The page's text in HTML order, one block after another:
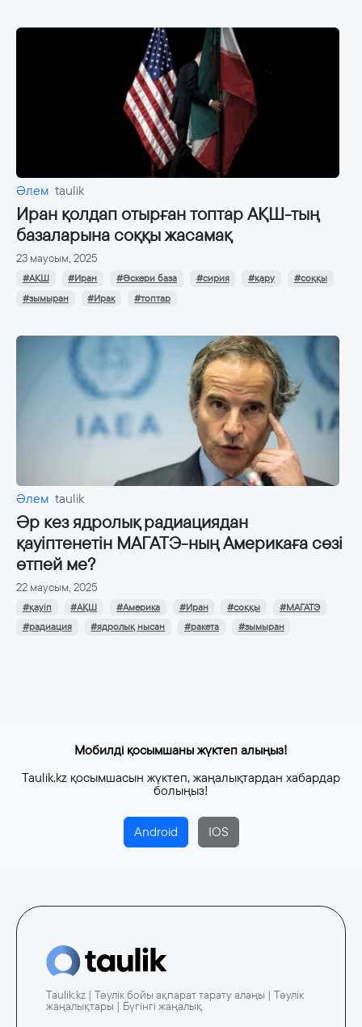
Әлем taulik
Иран қолдап отырған топтар АҚШ-тың
базаларына соққы жасамақ
23 маусым, 2025
#АҚШ #Иран #Әскери база #сирия #қару
#соққы
#зымыран
#Ирак #топтар
Әлем taulik
Әр кез ядролық радиациядан
қауіптенетін МАГАТЭ-ның Америкаға сөзі
өтпей ме?
22 маусым, 2025
#қауіп #АҚШ #Америка #Иран #соққы
#МАГАТЭ
#радиация
#ядролық нысан #ракета #зымыран
Мобилді қосымшаны жүктеп алыңыз!
Taulik.kz қосымшасын жүктеп, жаңалықтардан хабардар
болыңыз!
Android IOS
Taulik.kz | Тәулік бойы ақпарат тарату алаңы | Тәулік
жаңалықтары | Бүгінгі жаңалық